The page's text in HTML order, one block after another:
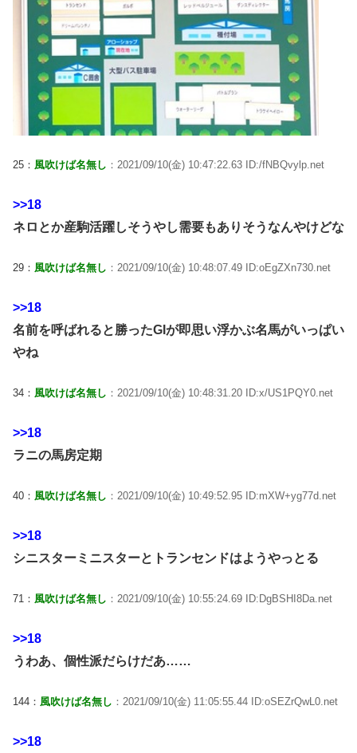
25： 風吹けば名無し ：2021/09/10(金) 10:47:22.63 ID:/fNBQvylp.net
>>18
ネロとか産駒活躍しそうやし需要もありそうなんやけどな
29： 風吹けば名無し ：2021/09/10(金) 10:48:07.49 ID:oEgZXn730.net
>>18
名前を呼ばれると勝ったGIが即思い浮かぶ名馬がいっぱい
やね
34： 風吹けば名無し ：2021/09/10(金) 10:48:31.20 ID:x/US1PQY0.net
>>18
ラニの馬房定期
40： 風吹けば名無し ：2021/09/10(金) 10:49:52.95 ID:mXW+yg77d.net
>>18
シニスターミニスターとトランセンドはようやっとる
71： 風吹けば名無し ：2021/09/10(金) 10:55:24.69 ID:DgBSHI8Da.net
>>18
うわあ、個性派だらけだあ……
144： 風吹けば名無し ：2021/09/10(金) 11:05:55.44 ID:oSEZrQwL0.net
>>18